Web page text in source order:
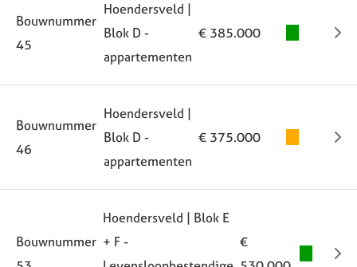
Bouwnummer
45
Hoendersveld |
Blok D -
appartementen
€ 385.000
Bouwnummer
46
Hoendersveld |
Blok D -
appartementen
€ 375.000
Bouwnummer
Hoendersveld | Blok E
+ F -
€